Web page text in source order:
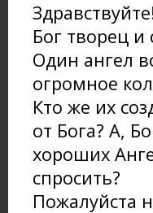
Бог творец и
Один ангел
огромное
Кто же их
от Бога? А,
хороших
спросить?
Пожалуйста